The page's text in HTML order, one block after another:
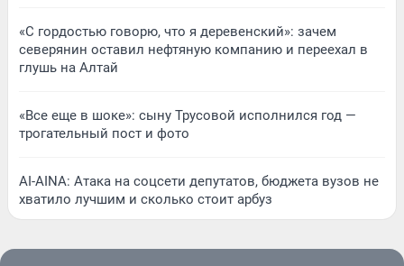
«С гордостью говорю, что я деревенский»: зачем
северянин оставил нефтяную компанию и переехал в
глушь на Алтай
«Все еще в шоке»: сыну Трусовой исполнился год —
трогательный пост и фото
AI-AINA: Атака на соцсети депутатов, бюджета вузов не
хватило лучшим и сколько стоит арбуз